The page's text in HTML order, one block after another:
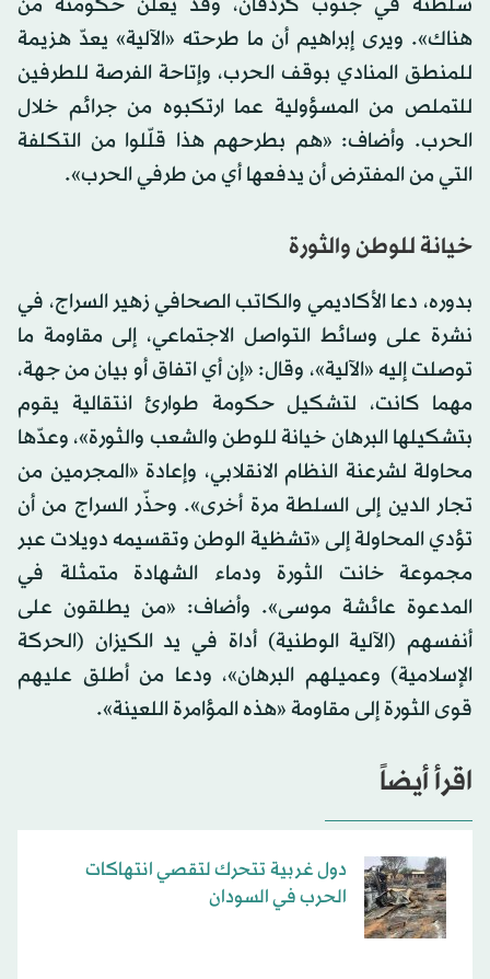
سلطته في جنوب كردفان، وقد يعلن حكومته من
هناك». ويرى إبراهيم أن ما طرحته «الآلية» يعدّ هزيمة
للمنطق المنادي بوقف الحرب، وإتاحة الفرصة للطرفين
للتملص من المسؤولية عما ارتكبوه من جرائم خلال
الحرب. وأضاف: «هم بطرحهم هذا قلّلوا من التكلفة
التي من المفترض أن يدفعها أي من طرفي الحرب».
خيانة للوطن والثورة
بدوره، دعا الأكاديمي والكاتب الصحافي زهير السراج، في
نشرة على وسائط التواصل الاجتماعي، إلى مقاومة ما
توصلت إليه «الآلية»، وقال: «إن أي اتفاق أو بيان من جهة،
مهما كانت، لتشكيل حكومة طوارئ انتقالية يقوم
بتشكيلها البرهان خيانة للوطن والشعب والثورة»، وعدّها
محاولة لشرعنة النظام الانقلابي، وإعادة «المجرمين من
تجار الدين إلى السلطة مرة أخرى». وحذّر السراج من أن
تؤدي المحاولة إلى «تشظية الوطن وتقسيمه دويلات عبر
مجموعة خانت الثورة ودماء الشهادة متمثلة في
المدعوة عائشة موسى». وأضاف: «من يطلقون على
أنفسهم (الآلية الوطنية) أداة في يد الكيزان (الحركة
الإسلامية) وعميلهم البرهان»، ودعا من أطلق عليهم
قوى الثورة إلى مقاومة «هذه المؤامرة اللعينة».
اقرأ أيضاً
دول غربية تتحرك لتقصي انتهاكات
الحرب في السودان